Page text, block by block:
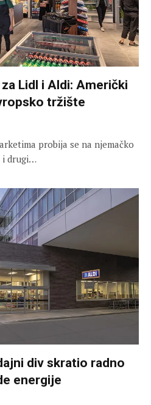
Lidl i Aldi: Američki
tržište
probija se na njemačko
i drugi…
div skratio radno
energije